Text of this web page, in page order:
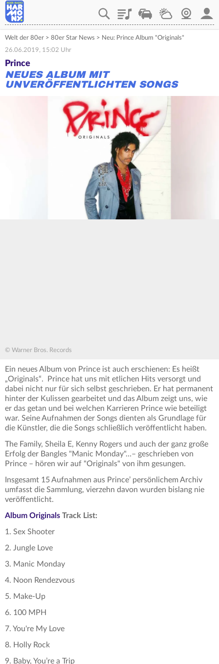
PlaylistVerkehrWetterWebcam
Welt der 80er > 80er Star News > Neu: Prince Album "Originals"
26.06.2019, 15:02 Uhr
Prince
NEUES ALBUM MIT
UNVERÖFFENTLICHTEN SONGS
© Warner Bros. Records
Ein neues Album von Prince ist auch erschienen: Es heißt
„Originals“. Prince hat uns mit etlichen Hits versorgt und
dabei nicht nur für sich selbst geschrieben. Er hat permanent
hinter der Kulissen gearbeitet und das Album zeigt uns, wie
er das getan und bei welchen Karrieren Prince wie beteiligt
war. Seine Aufnahmen der Songs dienten als Grundlage für
die Künstler, die die Songs schließlich veröffentlicht haben.
The Family, Sheila E, Kenny Rogers und auch der ganz große
Erfolg der Bangles "Manic Monday"…– geschrieben von
Prince – hören wir auf "Originals" von ihm gesungen.
Insgesamt 15 Aufnahmen aus Prince’ persönlichem Archiv
umfasst die Sammlung, vierzehn davon wurden bislang nie
veröffentlicht.
Album Originals Track List:
1. Sex Shooter
2. Jungle Love
3. Manic Monday
4. Noon Rendezvous
5. Make-Up
6. 100 MPH
7. You're My Love
8. Holly Rock
9. Baby, You’re a Trip